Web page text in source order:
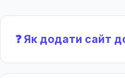
❓ Як додати сайт